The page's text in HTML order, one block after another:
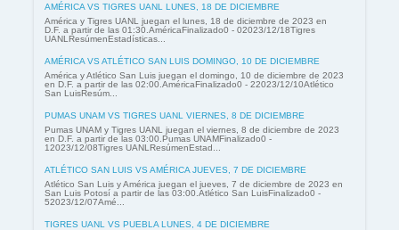
AMÉRICA VS TIGRES UANL LUNES, 18 DE DICIEMBRE
América y Tigres UANL juegan el lunes, 18 de diciembre de 2023 en
D.F. a partir de las 01:30.AméricaFinalizado0 - 02023/12/18Tigres
UANLResúmenEstadísticas...
AMÉRICA VS ATLÉTICO SAN LUIS DOMINGO, 10 DE DICIEMBRE
América y Atlético San Luis juegan el domingo, 10 de diciembre de 2023
en D.F. a partir de las 02:00.AméricaFinalizado0 - 22023/12/10Atlético
San LuisResúm...
PUMAS UNAM VS TIGRES UANL VIERNES, 8 DE DICIEMBRE
Pumas UNAM y Tigres UANL juegan el viernes, 8 de diciembre de 2023
en D.F. a partir de las 03:00.Pumas UNAMFinalizado0 -
12023/12/08Tigres UANLResúmenEstad...
ATLÉTICO SAN LUIS VS AMÉRICA JUEVES, 7 DE DICIEMBRE
Atlético San Luis y América juegan el jueves, 7 de diciembre de 2023 en
San Luis Potosí a partir de las 03:00.Atlético San LuisFinalizado0 -
52023/12/07Amé...
TIGRES UANL VS PUEBLA LUNES, 4 DE DICIEMBRE